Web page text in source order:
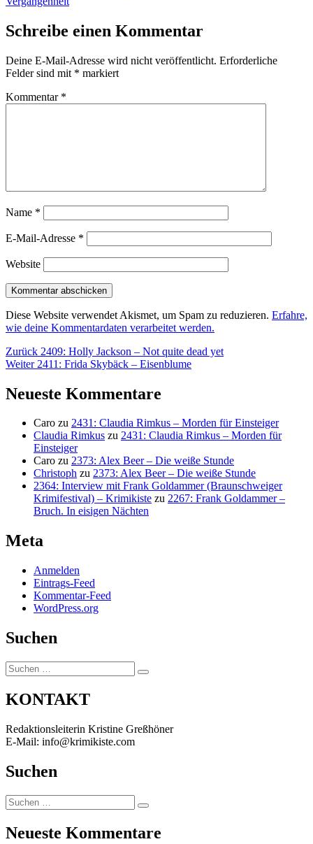
Schreibe einen Kommentar
Deine E-Mail-Adresse wird nicht veröffentlicht. Erforderliche
Felder sind mit * markiert
Kommentar *
Name *
E-Mail-Adresse *
Website
Diese Website verwendet Akismet, um Spam zu reduzieren. Erfahre,
wie deine Kommentardaten verarbeitet werden.
Beitragsnavigation
Zurück Vorheriger
Beitrag:
2409: Holly Jackson – Not quite dead yet
Weiter Nächster
2411: Frida Skybäck – Eisenblume
Neueste Kommentare
Caro zu 2431: Claudia Rimkus – Morden für Einsteiger
Claudia Rimkus zu 2431: Claudia Rimkus – Morden für
Einsteiger
Caro zu 2373: Alex Beer – Die weiße Stunde
Christoph zu 2373: Alex Beer – Die weiße Stunde
2364: Interview mit Frank Goldammer (Braunschweiger
Krimifestival) – Krimikiste zu 2267: Frank Goldammer –
Bruch. In eisigen Nächten
Meta
Anmelden
Eintrags-Feed
Kommentar-Feed
WordPress.org
Suchen
Suchen
nach:
Suchen
KONTAKT
Redaktionsleiterin Kristine Greßhöner
E-Mail: info@krimikiste.com
Suchen
Suchen
nach:
Suchen
Neueste Kommentare